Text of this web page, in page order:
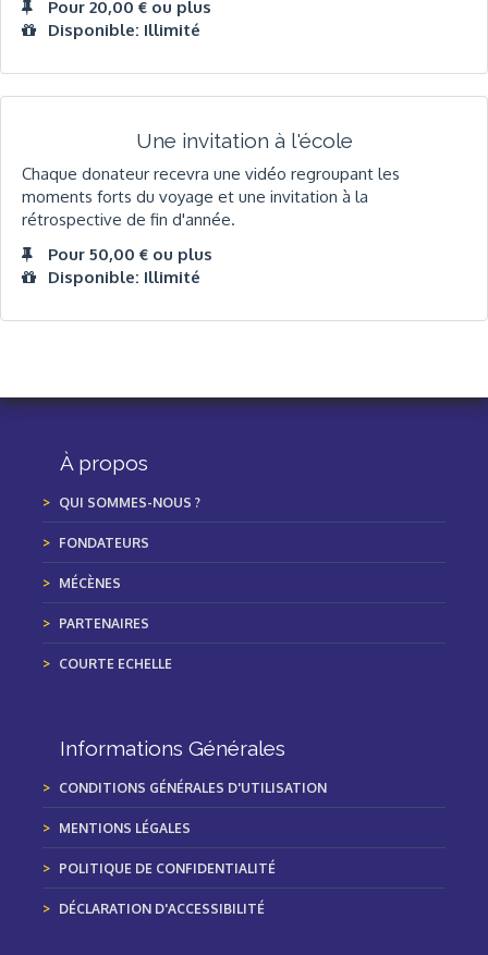
Pour 20,00 € ou plus
Disponible: Illimité
Une invitation à l'école
Chaque donateur recevra une vidéo regroupant les
moments forts du voyage et une invitation à la
rétrospective de fin d'année.
Pour 50,00 € ou plus
Disponible: Illimité
À propos
QUI SOMMES-NOUS ?
FONDATEURS
MÉCÈNES
PARTENAIRES
COURTE ECHELLE
Informations Générales
CONDITIONS GÉNÉRALES D'UTILISATION
MENTIONS LÉGALES
POLITIQUE DE CONFIDENTIALITÉ
DÉCLARATION D'ACCESSIBILITÉ